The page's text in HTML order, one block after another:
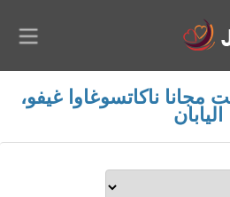
مجانا ناكاتسوغاوا غيفو،
اليابان